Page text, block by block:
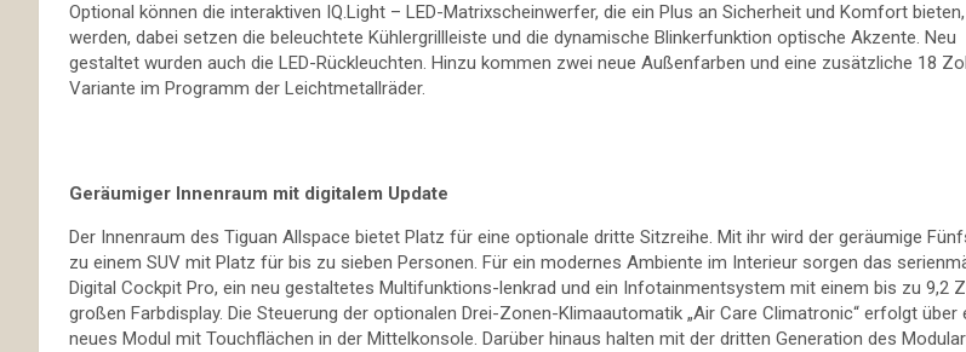
Optional können die interaktiven IQ.Light – LED-Matrixscheinwerfer, die ein Plus an Sicherheit und Komfort
werden, dabei setzen die beleuchtete Kühlergrillleiste und die dynamische Blinkerfunktion optische Akzente. Neu
gestaltet wurden auch die LED-Rückleuchten. Hinzu kommen zwei neue Außenfarben und eine zusätzliche 18
Variante im Programm der Leichtmetallräder.
Geräumiger Innenraum mit digitalem Update
Der Innenraum des Tiguan Allspace bietet Platz für eine optionale dritte Sitzreihe. Mit ihr wird der geräumige
zu einem SUV mit Platz für bis zu sieben Personen. Für ein modernes Ambiente im Interieur sorgen das
Digital Cockpit Pro, ein neu gestaltetes Multifunktions-lenkrad und ein Infotainmentsystem mit einem bis zu 9,2
großen Farbdisplay. Die Steuerung der optionalen Drei-Zonen-Klimaautomatik „Air Care Climatronic“ erfolgt über
neues Modul mit Touchflächen in der Mittelkonsole. Darüber hinaus halten mit der dritten Generation des